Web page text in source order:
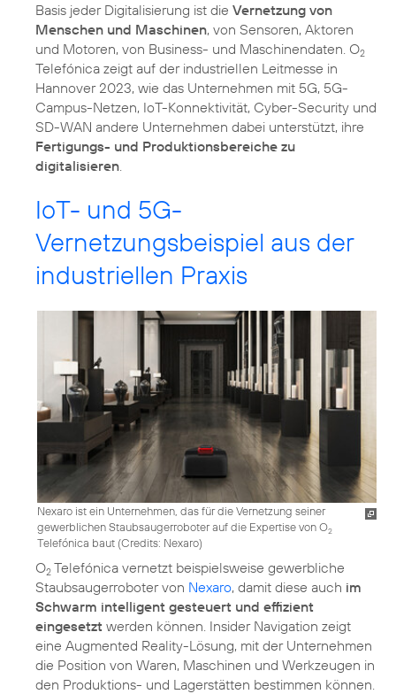
Basis jeder Digitalisierung ist die Vernetzung von
Menschen und Maschinen, von Sensoren, Aktoren
und Motoren, von Business- und Maschinendaten. O2
Telefónica zeigt auf der industriellen Leitmesse in
Hannover 2023, wie das Unternehmen mit 5G, 5G-
Campus-Netzen, IoT-Konnektivität, Cyber-Security und
SD-WAN andere Unternehmen dabei unterstützt, ihre
Fertigungs- und Produktionsbereiche zu
digitalisieren.
IoT- und 5G-
Vernetzungsbeispiel aus der
industriellen Praxis
Nexaro ist ein Unternehmen, das für die Vernetzung seiner
gewerblichen Staubsaugerroboter auf die Expertise von O2
Telefónica baut (Credits: Nexaro)
O2 Telefónica vernetzt beispielsweise gewerbliche
Staubsaugerroboter von Nexaro, damit diese auch im
Schwarm intelligent gesteuert und effizient
eingesetzt werden können. Insider Navigation zeigt
eine Augmented Reality-Lösung, mit der Unternehmen
die Position von Waren, Maschinen und Werkzeugen in
den Produktions- und Lagerstätten bestimmen können.